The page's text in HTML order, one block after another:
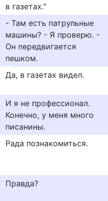
в газетах."
- Там есть патрульные
машины? - Я проверю. -
Он передвигается
пешком.
Да, в газетах видел.
И я не профессионал.
Конечно, у меня много
писанины.
Рада познакомиться.
Правда?